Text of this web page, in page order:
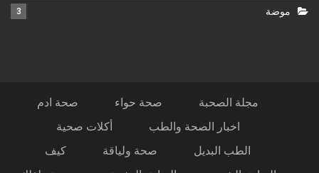
موضة 3
مجلة الصحبة صحة حواء
صحة ادم
اخبار الصحة والطب
أكلات صحية
الطب البديل
صحة ولياقة
كيف